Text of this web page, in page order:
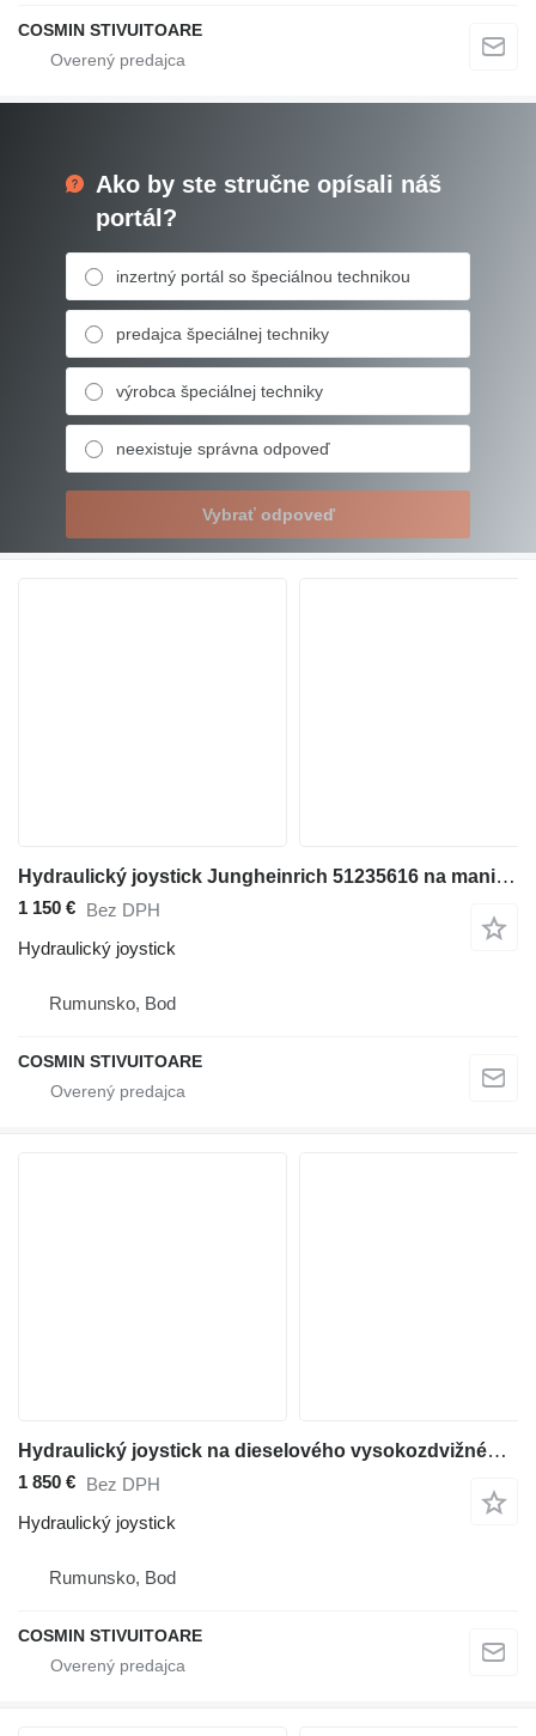
COSMIN STIVUITOARE
Ako by ste stručne opísali náš
portál?
inzertný portál so špeciálnou technikou
predajca špeciálnej techniky
výrobca špeciálnej techniky
neexistuje správna odpoveď
Vybrať odpoveď
Hydraulický joystick Jungheinrich 51235616 na manipulačnej techniky
1 150 € Bez DPH
Hydraulický joystick
Rumunsko, Bod
COSMIN STIVUITOARE
Hydraulický joystick na dieselového vysokozdvižného vozíka Jungheinrich
1 850 € Bez DPH
Hydraulický joystick
Rumunsko, Bod
COSMIN STIVUITOARE